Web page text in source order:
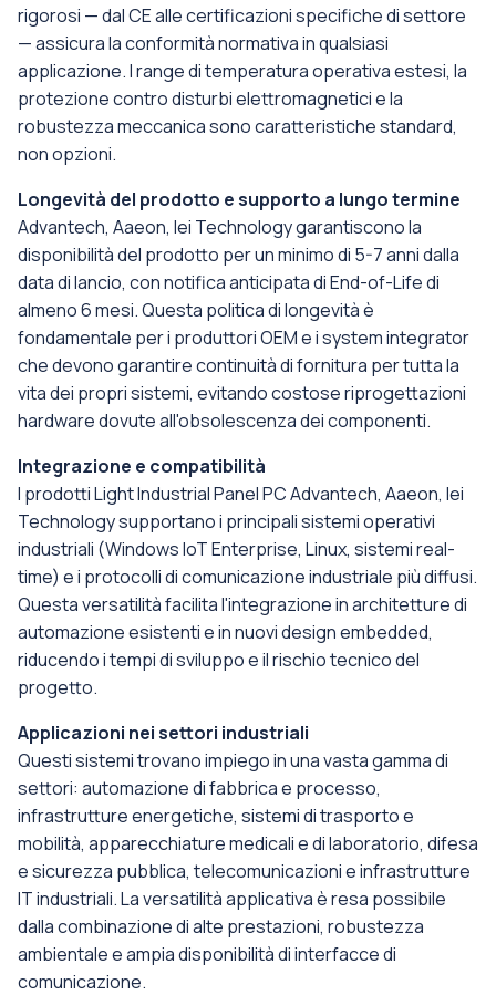
rigorosi — dal CE alle certificazioni specifiche di settore
— assicura la conformità normativa in qualsiasi
applicazione. I range di temperatura operativa estesi, la
protezione contro disturbi elettromagnetici e la
robustezza meccanica sono caratteristiche standard,
non opzioni.
Longevità del prodotto e supporto a lungo termine
Advantech, Aaeon, Iei Technology garantiscono la
disponibilità del prodotto per un minimo di 5-7 anni dalla
data di lancio, con notifica anticipata di End-of-Life di
almeno 6 mesi. Questa politica di longevità è
fondamentale per i produttori OEM e i system integrator
che devono garantire continuità di fornitura per tutta la
vita dei propri sistemi, evitando costose riprogettazioni
hardware dovute all'obsolescenza dei componenti.
Integrazione e compatibilità
I prodotti Light Industrial Panel PC Advantech, Aaeon, Iei
Technology supportano i principali sistemi operativi
industriali (Windows IoT Enterprise, Linux, sistemi real-
time) e i protocolli di comunicazione industriale più diffusi.
Questa versatilità facilita l'integrazione in architetture di
automazione esistenti e in nuovi design embedded,
riducendo i tempi di sviluppo e il rischio tecnico del
progetto.
Applicazioni nei settori industriali
Questi sistemi trovano impiego in una vasta gamma di
settori: automazione di fabbrica e processo,
infrastrutture energetiche, sistemi di trasporto e
mobilità, apparecchiature medicali e di laboratorio, difesa
e sicurezza pubblica, telecomunicazioni e infrastrutture
IT industriali. La versatilità applicativa è resa possibile
dalla combinazione di alte prestazioni, robustezza
ambientale e ampia disponibilità di interfacce di
comunicazione.